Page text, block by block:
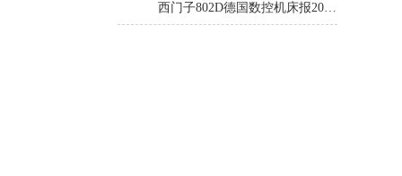
西门子802D德国数控机床报207016停机修复